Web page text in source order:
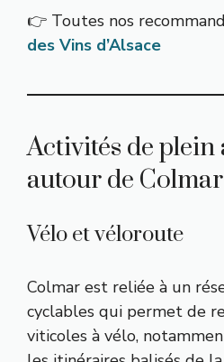
👉 Toutes nos
des Vins d’Alsace
Activités de
autour de Colmar
Vélo et véloroute
Colmar est reliée à un
cyclables qui permet de
viticoles à vélo,